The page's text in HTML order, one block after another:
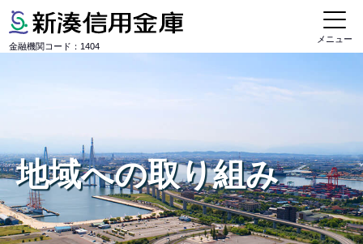
金融機関コード：1404
メニュー
地域への取り組み